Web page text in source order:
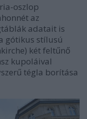
oszlop
az
adatait is
gótikus stílusú
két feltűnő
kupoláival
tégla borítása